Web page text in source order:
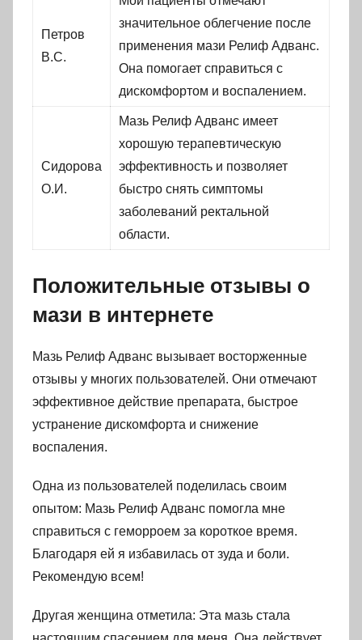
Петров
В.С.
значительное облегчение после
применения мази Релиф Адванс.
Она помогает справиться с
дискомфортом и воспалением.
Сидорова
О.И.
Мазь Релиф Адванс имеет
хорошую терапевтическую
эффективность и позволяет
быстро снять симптомы
заболеваний ректальной
области.
Положительные отзывы о
мази в интернете
Мазь Релиф Адванс вызывает восторженные
отзывы у многих пользователей. Они отмечают
эффективное действие препарата, быстрое
устранение дискомфорта и снижение
воспаления.
Одна из пользователей поделилась своим
опытом: Мазь Релиф Адванс помогла мне
справиться с геморроем за короткое время.
Благодаря ей я избавилась от зуда и боли.
Рекомендую всем!
Другая женщина отметила: Эта мазь стала